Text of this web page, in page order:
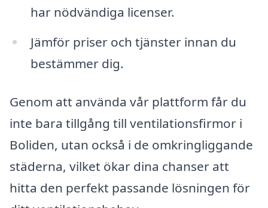
har nödvändiga licenser.
Jämför priser och tjänster innan du
bestämmer dig.
Genom att använda vår plattform får du
inte bara tillgång till ventilationsfirmor i
Boliden, utan också i de omkringliggande
städerna, vilket ökar dina chanser att
hitta den perfekt passande lösningen för